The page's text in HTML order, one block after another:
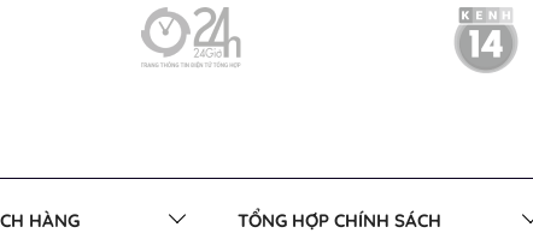
HÀNG TỔNG HỢP CHÍNH SÁCH